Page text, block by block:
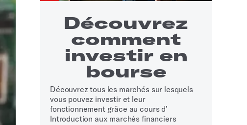
Découvrez
comment
investir en
bourse
Découvrez tous les marchés sur lesquels
vous pouvez investir et leur
fonctionnement grâce au cours d’
Introduction aux marchés financiers